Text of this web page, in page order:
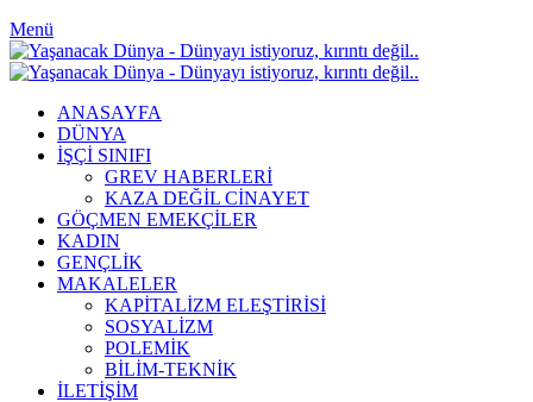
Menü
ANASAYFA
DÜNYA
İŞÇİ SINIFI
GREV HABERLERİ
KAZA DEĞİL CİNAYET
GÖÇMEN EMEKÇİLER
KADIN
GENÇLİK
MAKALELER
KAPİTALİZM ELEŞTİRİSİ
SOSYALİZM
POLEMİK
BİLİM-TEKNİK
ILETIŞIM